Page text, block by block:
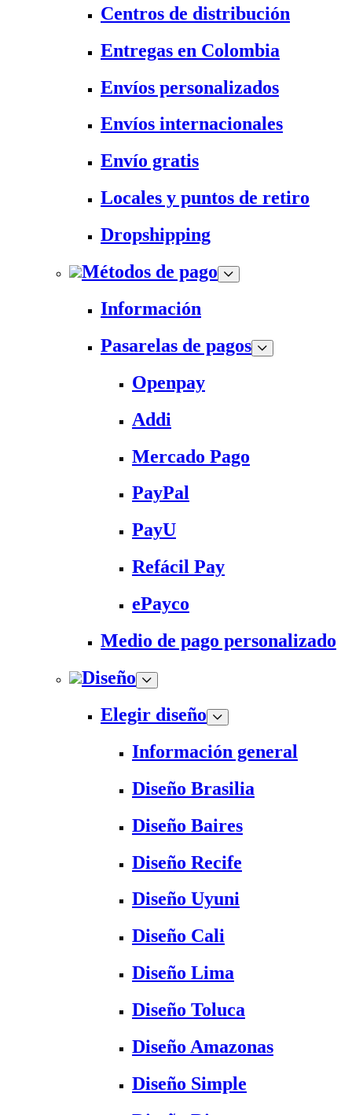
Centros de distribución
Entregas en Colombia
Envíos personalizados
Envíos internacionales
Envío gratis
Locales y puntos de retiro
Dropshipping
Métodos de pago
Información
Pasarelas de pagos
Openpay
Addi
Mercado Pago
PayPal
PayU
Refácil Pay
ePayco
Medio de pago personalizado
Diseño
Elegir diseño
Información general
Diseño Brasilia
Diseño Baires
Diseño Recife
Diseño Uyuni
Diseño Cali
Diseño Lima
Diseño Toluca
Diseño Amazonas
Diseño Simple